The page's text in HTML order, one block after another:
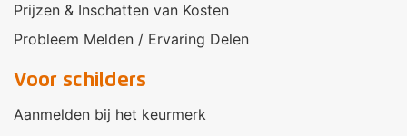
Prijzen & Inschatten van Kosten
Probleem Melden / Ervaring Delen
Voor schilders
Aanmelden bij het keurmerk